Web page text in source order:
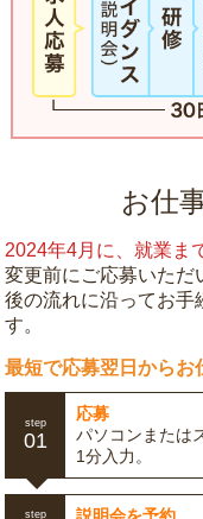
お仕
2024年4月に、就業ま
変更前にご応募いただ
後の流れに沿ってお手
す。
最短で応募翌日からお
step
01
応募
パソコンまたは
1分入力。
step